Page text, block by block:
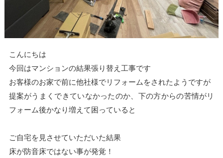
こんにちは
今回はマンションの結果張り替え工事です
お客様のお家で前に他社様でリフォームをされたようですが
提案がうまくできていなかったのか、下の方からの苦情がリ
フォーム後かなり増えて困っていると
ご自宅を見させていただいた結果
床が防音床ではない事が発覚！